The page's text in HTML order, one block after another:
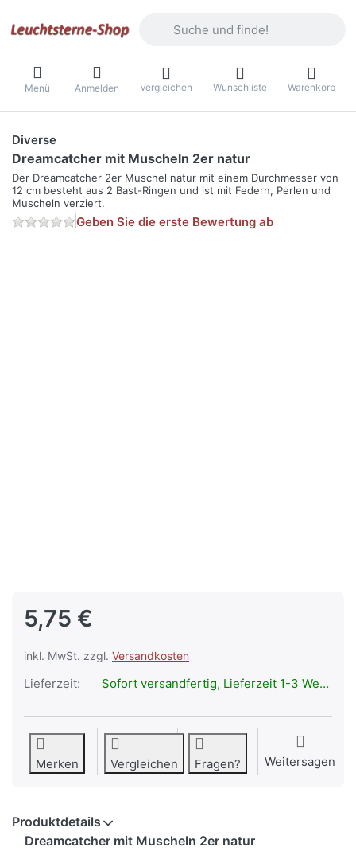
Menü Anmelden Vergleichen Wunschliste Warenkorb
Diverse
Dreamcatcher mit Muscheln 2er natur
Der Dreamcatcher 2er Muschel natur mit einem Durchmesser von
12 cm besteht aus 2 Bast-Ringen und ist mit Federn, Perlen und
Muscheln verziert.
Geben Sie die erste Bewertung ab
5,75 €
inkl. MwSt. zzgl. Versandkosten
Lieferzeit: Sofort versandfertig, Lieferzeit 1-3 Werktage.
Merken Vergleichen Fragen? Weitersagen
Produktdetails
Dreamcatcher mit Muscheln 2er natur